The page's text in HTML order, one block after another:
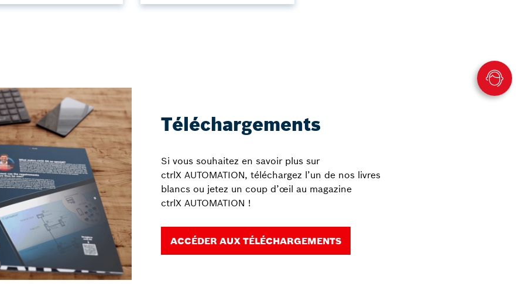
Téléchargements
Si vous souhaitez en savoir plus sur
ctrlX AUTOMATION, téléchargez l’un de nos livres
blancs ou jetez un coup d’œil au magazine
ctrlX AUTOMATION !
ACCÉDER AUX TÉLÉCHARGEMENTS